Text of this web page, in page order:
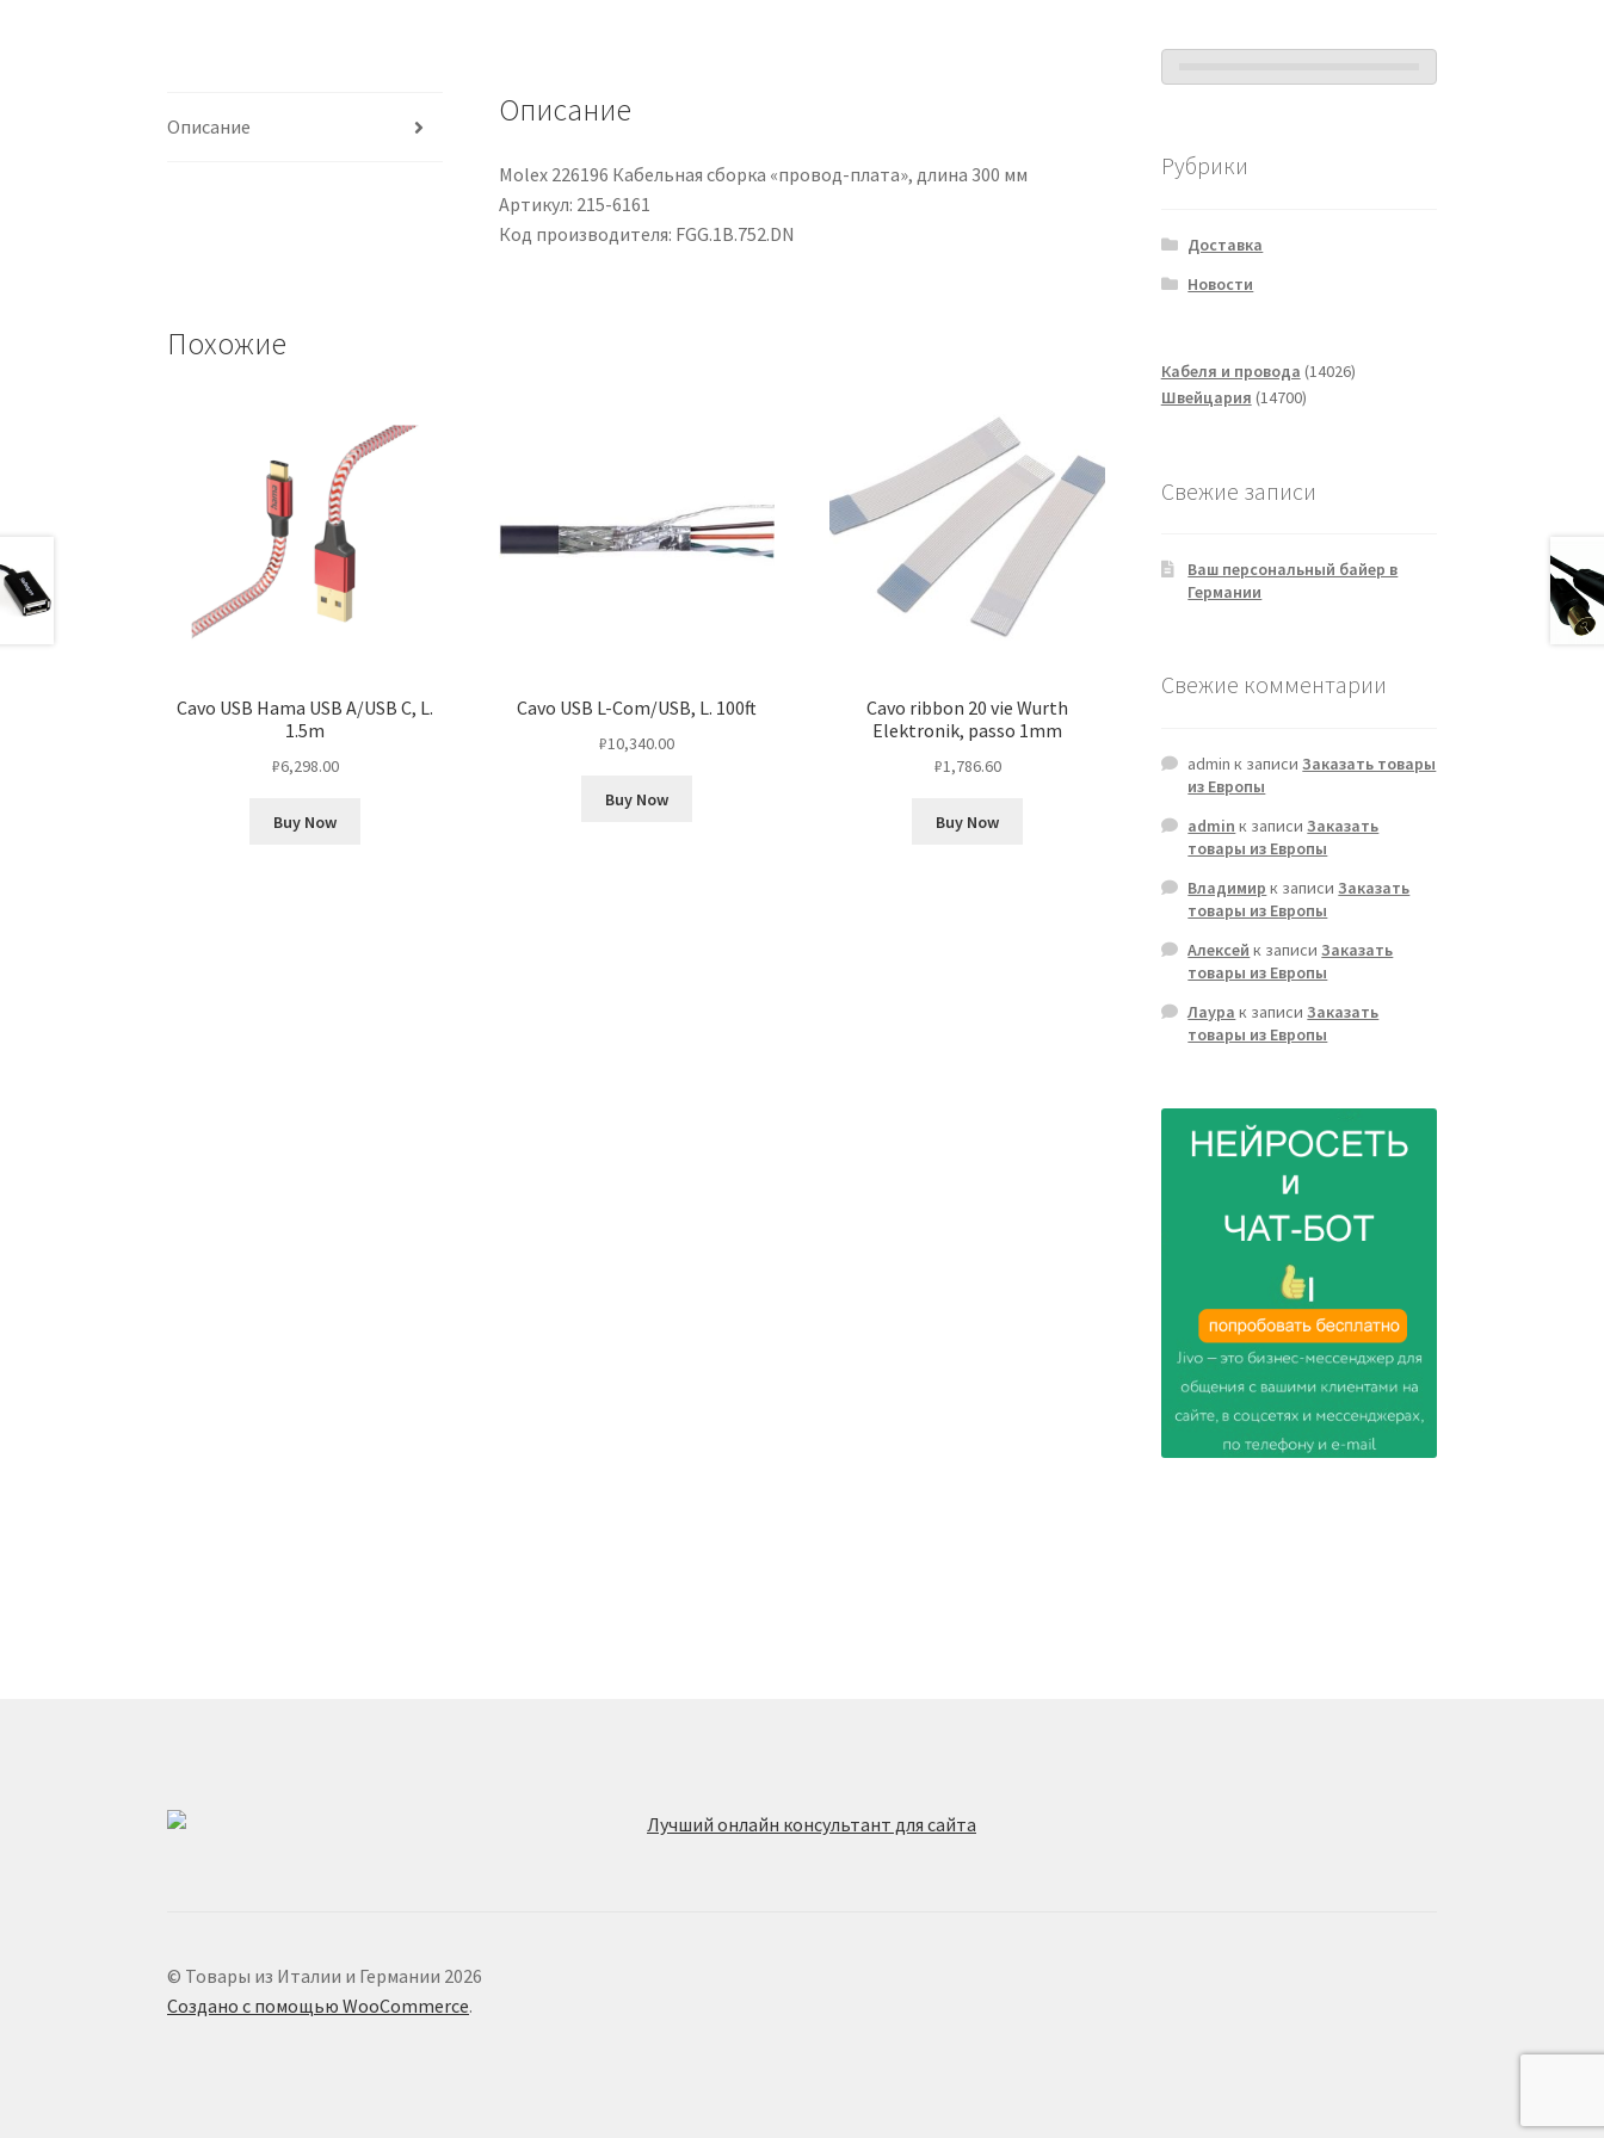
Maximum
5.1
mm
Описание Описание
Molex 226196 Кабельная сборка «провод-плата», длина 300 мм
Артикул: 215-6161
Код производителя: FGG.1B.752.DN
Похожие
Cavo USB Hama USB A/USB C, L.
1.5m
₽6,298.00
Buy Now
Cavo USB L-Com/USB, L. 100ft
₽10,340.00
Buy Now
Cavo ribbon 20 vie Wurth
Elektronik, passo 1mm
₽1,786.60
Buy Now
Рубрики
Доставка
Новости
Кабеля и провода 1402614026
Швейцария 1470014700
Свежие записи
Ваш персональный байер в
Германии
Свежие комментарии
admin к записиЗаказать товары
из Европы
admin к записиЗаказать
товары из Европы
Владимир к записиЗаказать
товары из Европы
Алексей к записиЗаказать
товары из Европы
Лаура к записиЗаказать
товары из Европы
© Товары из Италии и Германии 2026
Создано с помощью WooCommerce.